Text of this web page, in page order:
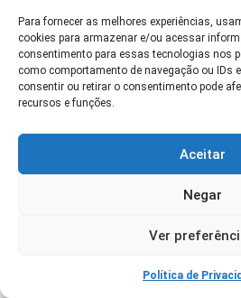
Para fornecer as melhores experiências,
cookies para armazenar e/ou acessar
consentimento para essas tecnologias nos
como comportamento de navegação ou IDs
consentir ou retirar o consentimento pode
recursos e funções.
Aceitar
Negar
Ver
Política de
Kit de Ferramentas de